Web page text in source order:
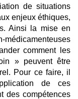
de situations
enjeux éthiques,
Ainsi la mise en
comment les
» peuvent être
Pour ce faire, il
de ces
des compétences